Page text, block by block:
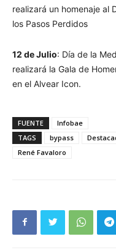
realizará un homenaje al
los Pasos Perdidos
12 de Julio: Día de la
realizará la Gala de
en el Alvear Icon.
FUENTE
Infobae
TAGS
bypass
René Favaloro